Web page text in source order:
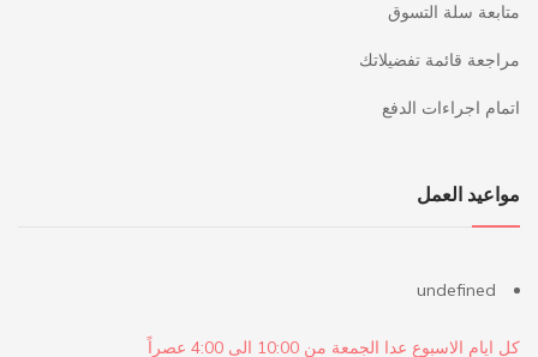
متابعة سلة التسوق
مراجعة قائمة تفضيلاتك
اتمام اجراءات الدفع
مواعيد العمل
undefined
كل ايام الاسبوع عدا الجمعة من 10:00 الى 4:00 عصراً